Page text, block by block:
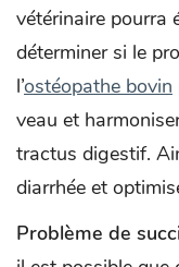
vétérinaire pourra
déterminer si le
l’ostéopathe bovin
veau et
tractus digestif.
diarrhée et
Problème de